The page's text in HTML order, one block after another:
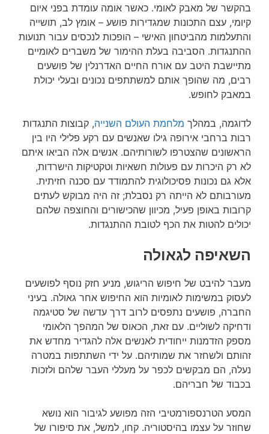
בהקשר של מאבק לאומי. כאשר אומה עומדת בפני איום
קיומי, עצם התכונות שמגדירות פושע – אומץ לב, תושייה
והתעלמות מהביטחון האישי – הופכות לנכסים עבור תנועות
ההתנגדות. הסביבה בעלת ההימור של משברים לאומיים
מתיישבת היטב עם אורח החיים האדרנלין של פושעים
רבים, מה שהופך אותם למשתתפים נכונים ובעלי יכולת
במאבק לחופש.
לדוגמה, במהלך מלחמת העולם השנייה, קבוצות התנגדות
רבות ברחבי אירופה גילו שאנשים עם רקע פלילי היו בין
הראשונים שהצטרפו לשורותיהם. אנשים אלה הביאו איתם
לא רק היכרות עם פעולות חשאיות וטקטיקות הישרדות,
אלא גם נכונות פסיכולוגית להתמודד עם סכנה חזיתית.
מעורבותם לא הייתה רק נסבלת; זה היה מבוקש לעתים
קרובות באופן פעיל, מכיוון שהכישורים והחוצפה שלהם
יכולים להטות את הכף לטובת ההתנגדות.
השאיפה לגאולה
מעבר להיבט של חיפוש הריגוש, מניע חזק נוסף לפושעים
לעסוק במשימות לאומיות הוא החיפוש אחר גאולה. בעיני
החברה, פושעים נתפסים לרוב דרך עדשה של סטיגמה
ודחיקה לשוליים. עם זאת, הכאוס של המהפך הלאומי
מספק הזדמנות ייחודית לאנשים אלה להגדיר מחדש את
זהותם ולשחזר את שמותיהם. על ידי השתתפות במטרה
נעלה, הם מבקשים לכפר על מעללי העבר שלהם ולזכות
בכבוד של חבריהם.
המסע הטרנספורמטיבי הזה מפושע לגיבור הוא נושא
שחוזר על עצמו בהיסטוריה. קחו, למשל, את סיפורו של